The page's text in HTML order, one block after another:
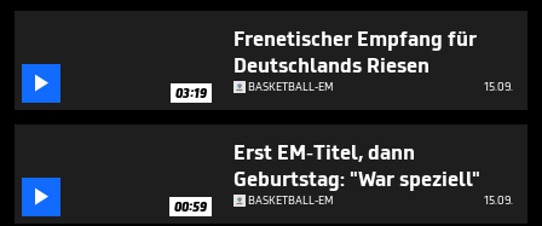
1
seconds
 03:19
Frenetischer Empfang für
Deutschlands Riesen
BASKETBALL-EM 15.09.
 00:59
Erst EM-Titel, dann
Geburtstag: "War speziell"
BASKETBALL-EM 15.09.